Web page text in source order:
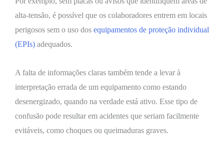
alta-tensão, é possível que os colaboradores entrem em locais
perigosos sem o uso dos equipamentos de proteção individual
(EPIs) adequados.
A falta de informações claras também tende a levar à
interpretação errada de um equipamento como estando
desenergizado, quando na verdade está ativo. Esse tipo de
confusão pode resultar em acidentes que seriam facilmente
evitáveis, como choques ou queimaduras graves.